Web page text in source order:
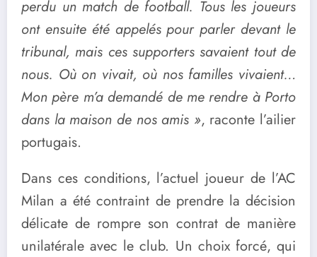
perdu un match de football. Tous les joueurs
ont ensuite été appelés pour parler devant le
tribunal, mais ces supporters savaient tout de
nous. Où on vivait, où nos familles vivaient…
Mon père m’a demandé de me rendre à Porto
dans la maison de nos amis », raconte l’ailier
portugais.
Dans ces conditions, l’actuel joueur de l’AC
Milan a été contraint de prendre la décision
délicate de rompre son contrat de manière
unilatérale avec le club. Un choix forcé, qui